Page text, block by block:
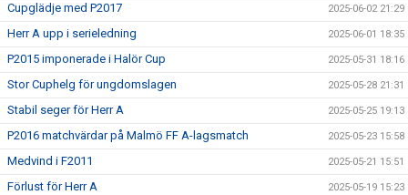
Cupglädje med P2017 2025-06-02 21:29
Herr A upp i serieledning 2025-06-01 18:35
P2015 imponerade i Halör Cup 2025-05-31 18:16
Stor Cuphelg för ungdomslagen 2025-05-28 21:31
Stabil seger för Herr A 2025-05-25 19:13
P2016 matchvärdar på Malmö FF A-lagsmatch 2025-05-23 15:58
Medvind i F2011 2025-05-21 15:51
Förlust för Herr A 2025-05-19 15:23